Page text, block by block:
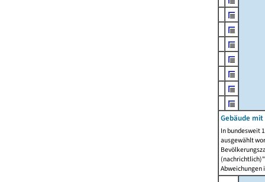
Gebäude mit
In bundesweit
ausgewählt
Abweichungen